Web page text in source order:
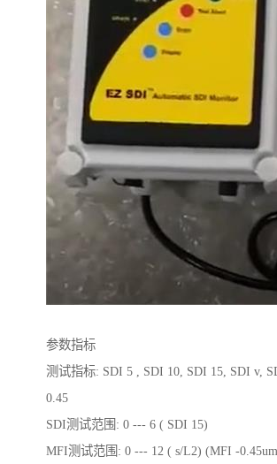
参数指标
测试指标: SDI 5 , SDI 10, SDI 15, SDI v,
0.45
SDI测试范围: 0 --- 6 ( SDI 15)
MFI测试范围: 0 --- 12 ( s/L2) (MFI -